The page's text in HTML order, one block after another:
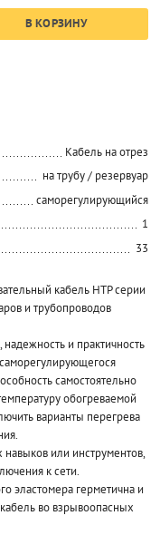
В КОРЗИНУ
Кабель на отрез
на трубу / резервуар
саморегулирующийся
1
33
кабель HTP серии
и трубопроводов
и практичность
самостоятельно
обогреваемой
варианты перегрева
навыков или инструментов,
к сети.
эластомера герметична и
во взрывоопасных